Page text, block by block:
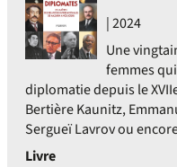
| 2024
Une
femmes
diplomatie depuis le
Bertière Kaunitz,
Sergueï Lavrov ou
Livre